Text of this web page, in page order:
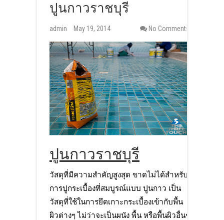
ปูนกาวราชบุรี
admin May 19, 2014 No Comments
ปูนกาวราชบุรี
วัสดุที่มีความสำคัญสูงสุด ขาดไม่ได้สำหรับ
การปูกระเบื้องที่สมบูรณ์แบบ ปูนกาว เป็น
วัสดุที่ใช้ในการยึดเกาะกระเบื้องเข้ากับพื้น
ผิวต่างๆ ไม่ว่าจะเป็นผนัง พื้น หรือพื้นผิวอื่นๆ